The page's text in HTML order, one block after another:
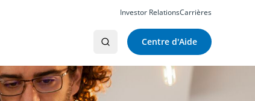
Investor RelationsCarrières
Centre d'Aide